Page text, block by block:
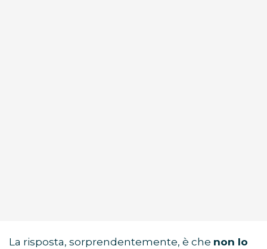
La risposta, sorprendentemente, è che non lo